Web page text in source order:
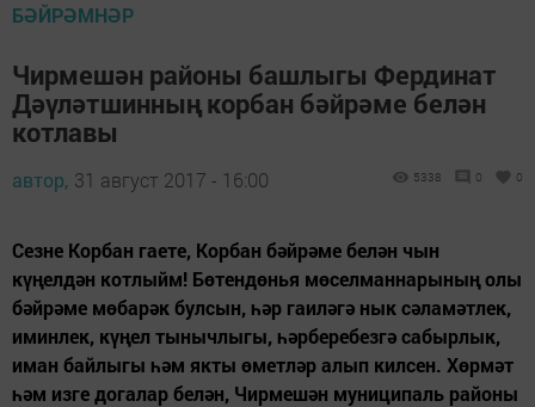
БӘЙРӘМНӘР
Чирмешән районы башлыгы Фердинат
Дәүләтшинның корбан бәйрәме белән
котлавы
автор, 31 август 2017 - 16:00 5338 0 0
Сезне Корбан гаете, Корбан бәйрәме белән чын
күңелдән котлыйм! Бөтендөнья мөселманнарының олы
бәйрәме мөбарәк булсын, һәр гаиләгә нык сәламәтлек,
иминлек, күңел тынычлыгы, һәрберебезгә сабырлык,
иман байлыгы һәм якты өметләр алып килсен. Хөрмәт
һәм изге догалар белән, Чирмешән муниципаль районы